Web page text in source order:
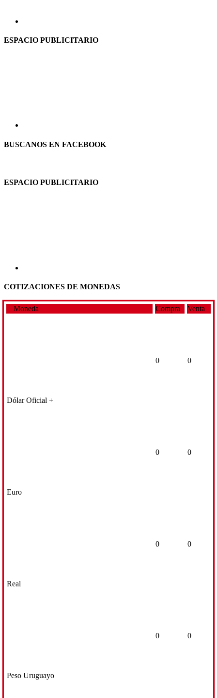
ESPACIO PUBLICITARIO
BUSCANOS EN FACEBOOK
ESPACIO PUBLICITARIO
COTIZACIONES DE MONEDAS
Moneda Compra Venta
Dólar Oficial +
0 0
Euro
0 0
Real
0 0
Peso Uruguayo
0 0